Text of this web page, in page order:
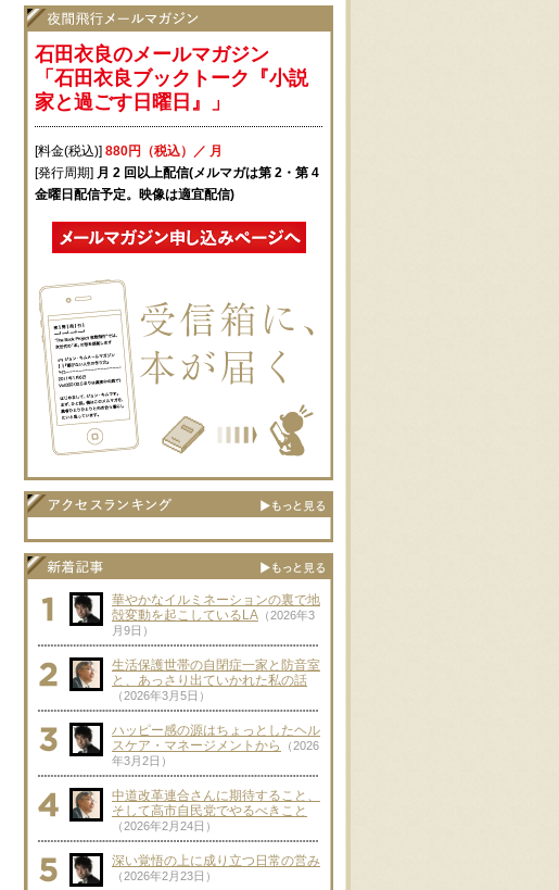
石田衣良のメールマガジン
「石田衣良ブックトーク『小説
家と過ごす日曜日』」
[料金(税込)] 880円（税込）／ 月
[発行周期] 月 2 回以上配信(メルマガは第 2・第 4
金曜日配信予定。映像は適宜配信)
華やかなイルミネーションの裏で地
殻変動を起こしているLA （2026年3
月9日）
生活保護世帯の自閉症一家と防音室
と、あっさり出ていかれた私の話
（2026年3月5日）
ハッピー感の源はちょっとしたヘル
スケア・マネージメントから
（2026
年3月2日）
中道改革連合さんに期待すること、
そして高市自民党でやるべきこと
（2026年2月24日）
深い覚悟の上に成り立つ日常の営み
（2026年2月23日）